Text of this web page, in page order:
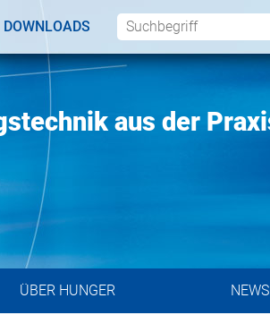
DOWNLOADS
aus der
ÜBER HUNGER NEWS